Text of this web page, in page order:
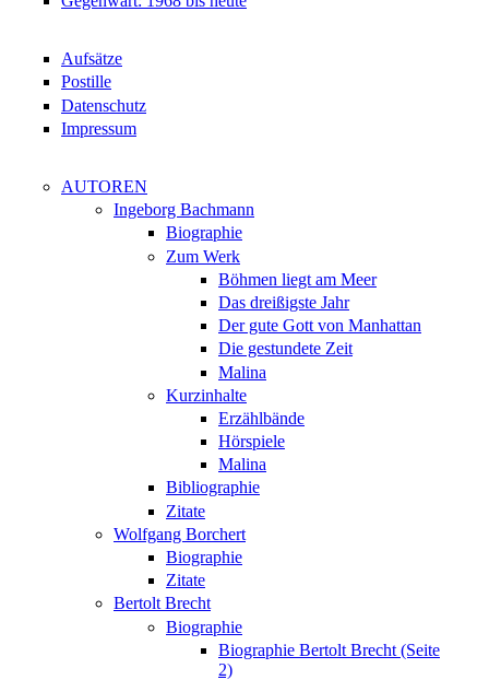
Aufsätze
Postille
Datenschutz
Impressum
AUTOREN
Ingeborg Bachmann
Biographie
Zum Werk
Böhmen liegt am Meer
Das dreißigste Jahr
Der gute Gott von Manhattan
Die gestundete Zeit
Malina
Kurzinhalte
Erzählbände
Hörspiele
Malina
Bibliographie
Zitate
Wolfgang Borchert
Biographie
Zitate
Bertolt Brecht
Biographie
Biographie Bertolt Brecht (Seite
2)